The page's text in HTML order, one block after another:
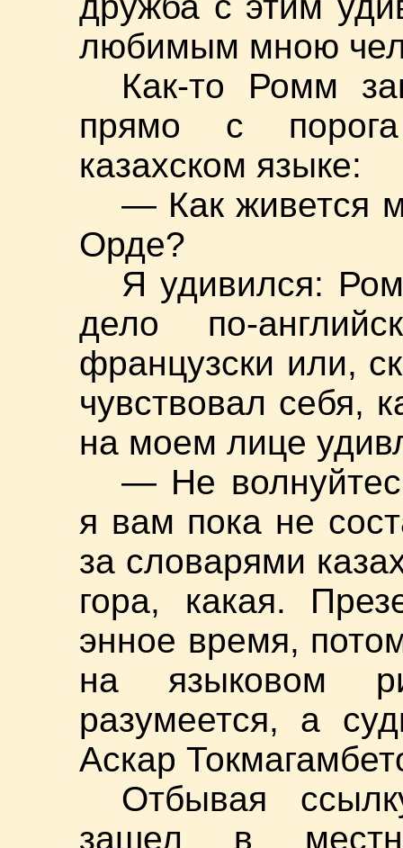
любимым мною
Как-то Ромм
прямо с
казахском языке:
— Как живется
Орде?
Я удивился:
дело по-
французски или,
чувствовал себя,
на моем лице
— Не
я вам пока не
за словарями
гора, какая.
энное время,
на языковом
разумеется, а
Аскар
Отбывая
зашел в